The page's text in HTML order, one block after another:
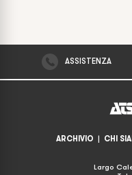
ASSISTENZA
ARCHIVIO | CHI
Largo